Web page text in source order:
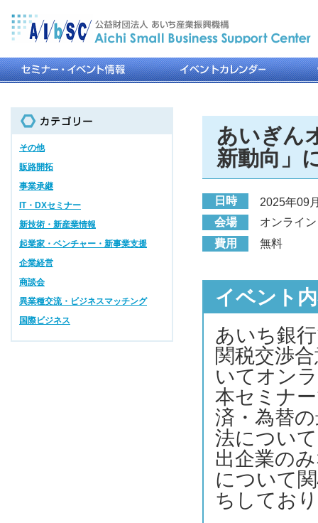
あいぎん
新動向」
日時
2025年09
会場
オンライ
費用
無料
イベント
あいち銀
関税交渉
いてオン
本セミナ
済・為替
法につい
出企業の
について
ちしてお
その他
販路開拓
事業承継
IT・DXセミナー
新技術・新産業情報
起業家・ベンチャー・新事業支援
企業経営
商談会
異業種交流・ビジネスマッチング
国際ビジネス